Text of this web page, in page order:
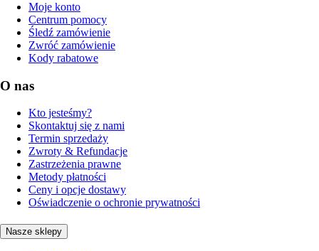
Moje konto
Centrum pomocy
Śledź zamówienie
Zwróć zamówienie
Kody rabatowe
O nas
Kto jesteśmy?
Skontaktuj się z nami
Termin sprzedaży
Zwroty & Refundacje
Zastrzeżenia prawne
Metody płatności
Ceny i opcje dostawy
Oświadczenie o ochronie prywatności
Nasze sklepy